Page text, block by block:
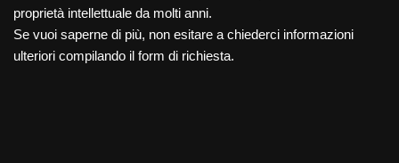
proprietà intellettuale da molti anni.
Se vuoi saperne di più, non esitare a chiederci informazioni
ulteriori compilando il form di richiesta.